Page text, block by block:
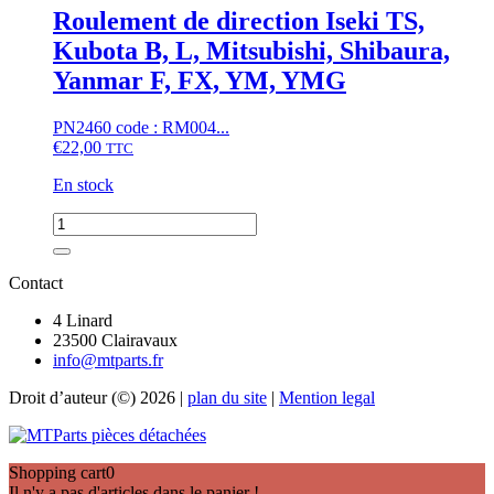
Kubota
B7000
Roulement de direction Iseki TS,
Kubota B, L, Mitsubishi, Shibaura,
Yanmar F, FX, YM, YMG
PN2460 code : RM004...
€22,00 TTC
En stock
quantité
de
Roulement
de
Iseki
TS,
Kubota
L,
Shibaura,
Yanmar
F,
Contact
4 Linard
23500 Clairavaux
info@mtparts.fr
Droit d’auteur (©) 2026 | plan du site | Mention legal
Shopping cart0